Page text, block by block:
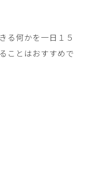
る何かを一日１５
ことはおすすめで